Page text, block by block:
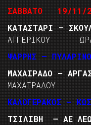
ΣΑΒΒΑΤΟ 19/11/
ΚΑΤΑΣΤΑΡΙ –
ΑΓΓΕΡΙΚΟΥ
ΨΑΡΡΗΣ –
ΜΑΧΑΙΡΑΔΟ –
ΜΑΧΑΙΡΑΔΟΥ
ΚΑΛΟΓΕΡΑΚΟΣ –
ΤΣΙΛΙΒΗ – ΑΕ